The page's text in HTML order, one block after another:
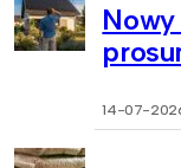
14-07-